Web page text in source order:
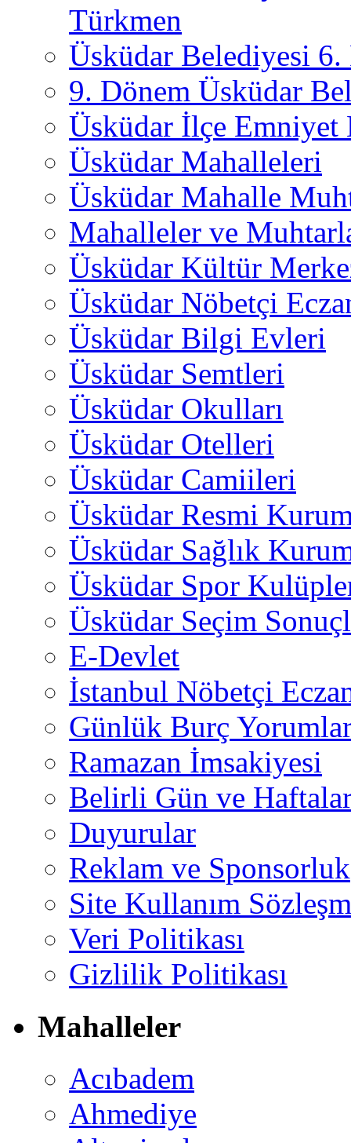
Türkmen
Üsküdar Belediyesi 6.
9. Dönem Üsküdar
Üsküdar İlçe
Üsküdar Mahalleleri
Üsküdar Mahalle
Mahalleler ve
Üsküdar Kültür
Üsküdar Nöbetçi
Üsküdar Bilgi Evleri
Üsküdar Semtleri
Üsküdar Okulları
Üsküdar Otelleri
Üsküdar Camiileri
Üsküdar Resmi
Üsküdar Sağlık
Üsküdar Spor
Üsküdar Seçim
E-Devlet
İstanbul Nöbetçi
Günlük Burç
Ramazan İmsakiyesi
Belirli Gün ve
Duyurular
Reklam ve Sponsorluk
Site Kullanım
Veri Politikası
Gizlilik Politikası
Mahalleler
Acıbadem
Ahmediye